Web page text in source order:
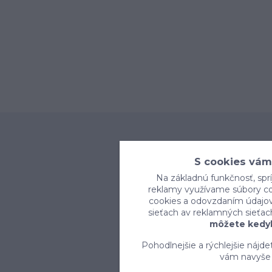
S cookies
Na základnú funkčnosť,
reklamy využívame súbory
cookies a odovzdaním
sieťach av reklamných
môžete
Pohodlnejšie a rýchlejšie
vám